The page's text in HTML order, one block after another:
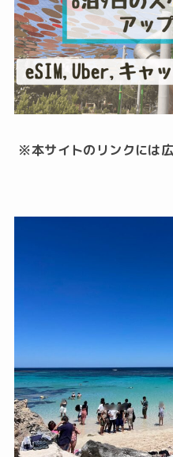
※本サイトのリンクには広